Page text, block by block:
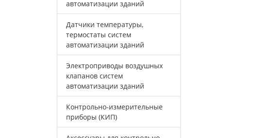
автоматизации зданий
Датчики температуры,
термостаты систем
автоматизации зданий
Электроприводы воздушных
клапанов систем
автоматизации зданий
Контрольно-измерительные
приборы (КИП)